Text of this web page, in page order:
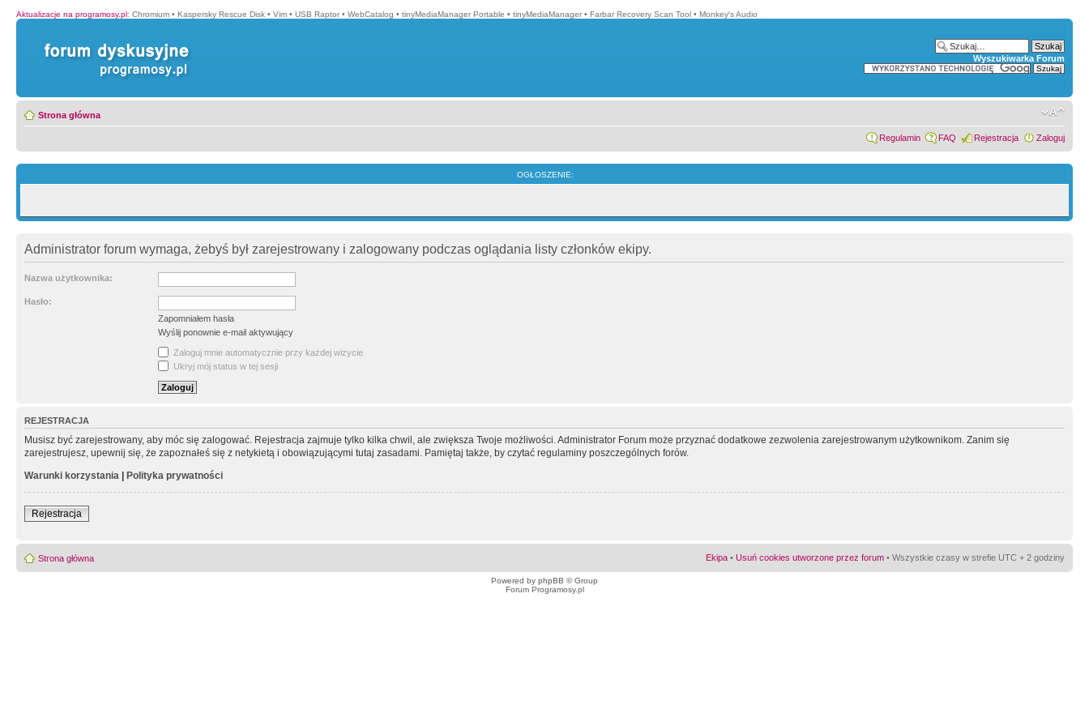
Aktualizacje na programosy.pl: Chromium • Kaspersky Rescue Disk • Vim • USB Raptor • WebCatalog • tinyMediaManager Portable • tinyMediaManager • Farbar Recovery Scan Tool • Monkey′s Audio
Wyszukiwarka Forum
Strona główna
Regulamin FAQ Rejestracja Zaloguj
OGŁOSZENIE:
Administrator forum wymaga, żebyś był zarejestrowany i zalogowany podczas oglądania listy członków ekipy.
Nazwa użytkownika:
Hasło:
Zapomniałem hasła
Wyślij ponownie e-mail aktywujący
Zaloguj mnie automatycznie przy każdej wizycie
Ukryj mój status w tej sesji
REJESTRACJA
Musisz być zarejestrowany, aby móc się zalogować. Rejestracja zajmuje tylko kilka chwil, ale zwiększa Twoje możliwości. Administrator Forum może przyznać dodatkowe zezwolenia zarejestrowanym użytkownikom. Zanim się
zarejestrujesz, upewnij się, że zapoznałeś się z netykietą i obowiązującymi tutaj zasadami. Pamiętaj także, by czytać regulaminy poszczególnych forów.
Warunki korzystania | Polityka prywatności
Rejestracja
Strona główna Ekipa • Usuń cookies utworzone przez forum • Wszystkie czasy w strefie UTC + 2 godziny
Powered by phpBB © Group
Forum Programosy.pl